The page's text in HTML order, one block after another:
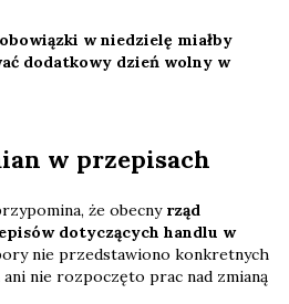
w niedzielę miałby
dodatkowy dzień wolny w
w przepisach
że obecny rząd
dotyczących handlu w
nie przedstawiono konkretnych
nie rozpoczęto prac nad zmianą